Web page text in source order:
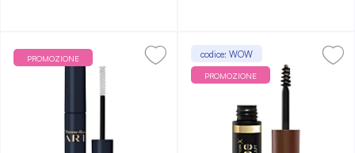
PROMOZIONE codice: WOW
PROMOZIONE